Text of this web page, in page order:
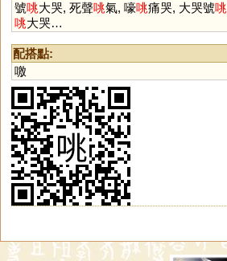
號咷大哭, 死聲咷氣, 嚎咷痛哭, 大哭號咷
咷大哭…
配搭點:
噭